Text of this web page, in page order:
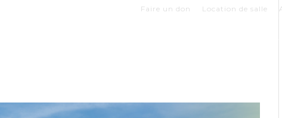
Faire un don Location de salle